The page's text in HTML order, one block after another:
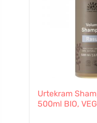
Urtekram
500ml BIO, VEG